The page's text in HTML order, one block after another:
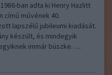
ban adta ki Henry Hazlitt
című művének 40.
lapszélű jubileumi kiadását.
készült, és mindegyik
immár büszke…..